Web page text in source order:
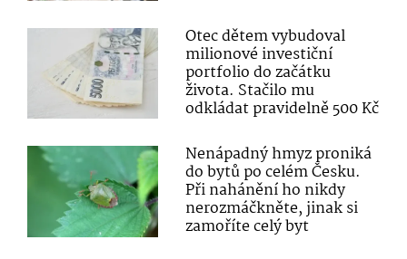
Otec dětem vybudoval
milionové investiční
portfolio do začátku
života. Stačilo mu
odkládat pravidelně 500 Kč
Nenápadný hmyz proniká
do bytů po celém Česku.
Při nahánění ho nikdy
nerozmáčkněte, jinak si
zamoříte celý byt